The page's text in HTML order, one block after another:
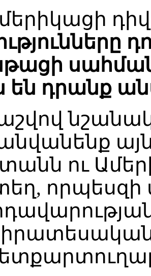
են դրանք
ու
որպեսզի